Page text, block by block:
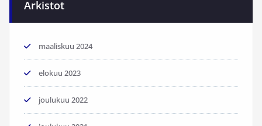
Arkistot
maaliskuu 2024
elokuu 2023
joulukuu 2022